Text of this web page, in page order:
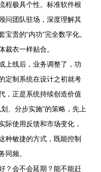
程极具个性。标准软件根
问团队驻场，深度理解其
贵的“内功”完全数字化。
裁衣一样贴合。
上线后，业务调整了，功
定制系统在设计之初就考
，正是系统持续创造价值
、分步实施”的策略，先上
际使用反馈和市场变化，
种敏捷的方式，既能控制
同频。
？会不会延期？能不能赶